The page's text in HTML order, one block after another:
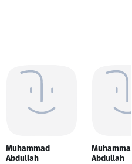
Muhammad
Abdullah
Muhammad
Abdullah